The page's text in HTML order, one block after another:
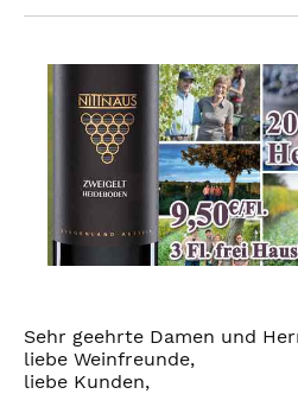
Sehr geehrte Damen und
liebe Weinfreunde,
liebe Kunden,